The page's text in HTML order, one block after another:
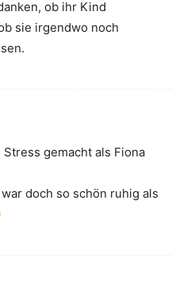
ob ihr Kind
sie irgendwo noch
gemacht als Fiona
doch so schön ruhig als